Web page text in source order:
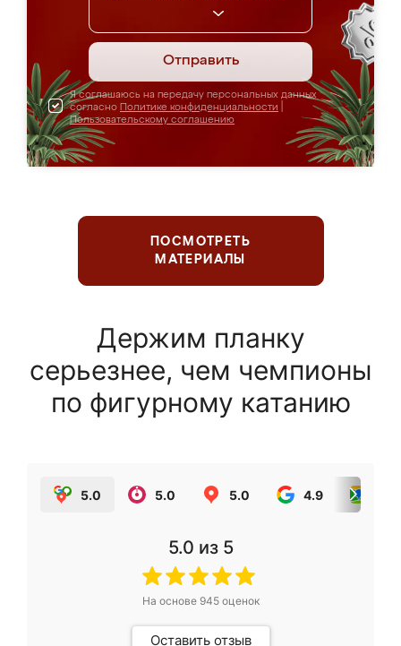
Отправить
Я соглашаюсь на передачу персональных данных
согласно Политике конфиденциальности
Пользовательскому соглашению
ПОСМОТРЕТЬ
МАТЕРИАЛЫ
Держим планку
серьезнее, чем чемпионы
по фигурному катанию
5.0 5.0 5.0 4.9
5.0 из 5
На основе 945оценок
Оставить отзыв